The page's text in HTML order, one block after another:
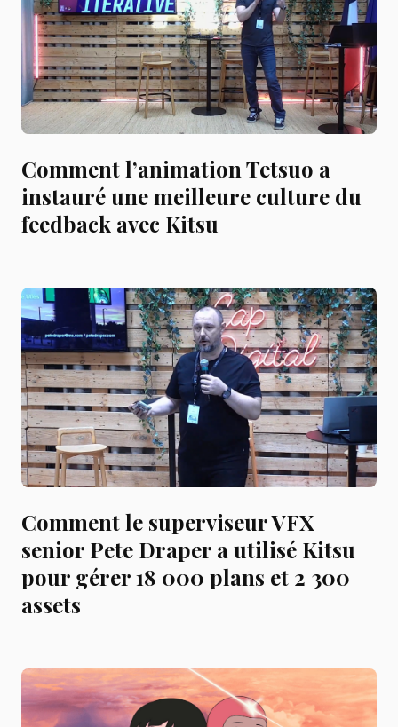
Comment l’animation Tetsuo a
instauré une meilleure culture du
feedback avec Kitsu
Comment le superviseur VFX
senior Pete Draper a utilisé Kitsu
pour gérer 18 000 plans et 2 300
assets